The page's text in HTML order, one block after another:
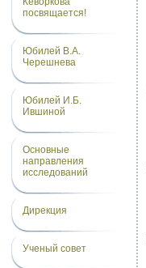
посвящается!
Юбилей В.А.
Черешнева
Юбилей И.Б.
Ившиной
Основные
направления
исследований
Дирекция
Ученый совет